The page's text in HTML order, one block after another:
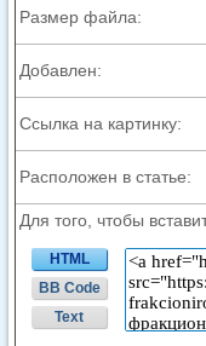
Размер файла:
Добавлен:
Ссылка на картинку:
Расположен в статье:
Для того, чтобы
HTML
BB Code
Text